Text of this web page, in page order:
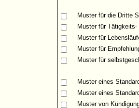
Musterfür die Dritte
Musterfür Tätigkeits-
Musterfür
Muster für
Muster für
Muster eines
Muster eines
Muster von